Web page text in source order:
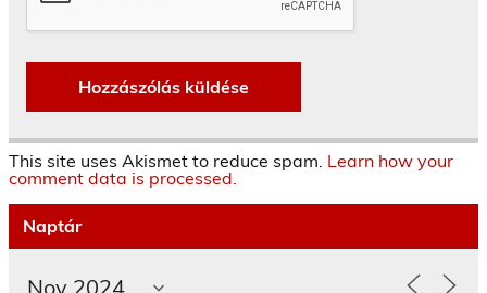
This site uses Akismet to reduce spam. Learn how your
comment data is processed.
Naptár